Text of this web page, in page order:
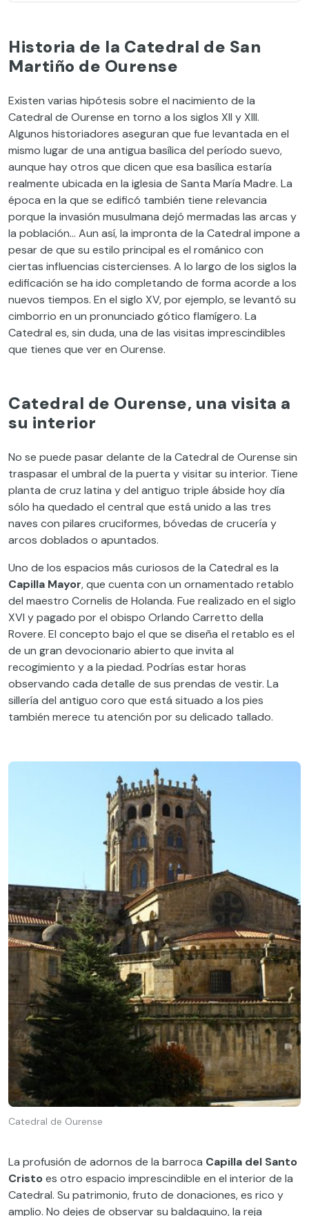
Historia de la Catedral de San
Martiño de Ourense
Existen varias hipótesis sobre el nacimiento de la
Catedral de Ourense en torno a los siglos XII y XIII.
Algunos historiadores aseguran que fue levantada en el
mismo lugar de una antigua basílica del período suevo,
aunque hay otros que dicen que esa basílica estaría
realmente ubicada en la iglesia de Santa María Madre. La
época en la que se edificó también tiene relevancia
porque la invasión musulmana dejó mermadas las arcas y
la población… Aun así, la impronta de la Catedral impone a
pesar de que su estilo principal es el románico con
ciertas influencias cistercienses. A lo largo de los siglos la
edificación se ha ido completando de forma acorde a los
nuevos tiempos. En el siglo XV, por ejemplo, se levantó su
cimborrio en un pronunciado gótico flamígero. La
Catedral es, sin duda, una de las visitas imprescindibles
que tienes que ver en Ourense.
Catedral de Ourense, una visita a
su interior
No se puede pasar delante de la Catedral de Ourense sin
traspasar el umbral de la puerta y visitar su interior. Tiene
planta de cruz latina y del antiguo triple ábside hoy día
sólo ha quedado el central que está unido a las tres
naves con pilares cruciformes, bóvedas de crucería y
arcos doblados o apuntados.
Uno de los espacios más curiosos de la Catedral es la
Capilla Mayor, que cuenta con un ornamentado retablo
del maestro Cornelis de Holanda. Fue realizado en el siglo
XVI y pagado por el obispo Orlando Carretto della
Rovere. El concepto bajo el que se diseña el retablo es el
de un gran devocionario abierto que invita al
recogimiento y a la piedad. Podrías estar horas
observando cada detalle de sus prendas de vestir. La
sillería del antiguo coro que está situado a los pies
también merece tu atención por su delicado tallado.
Catedral de Ourense
La profusión de adornos de la barroca Capilla del Santo
Cristoes otro espacio imprescindible en el interior de la
Catedral. Su patrimonio, fruto de donaciones, es rico y
amplio. No dejes de observar su baldaquino, la reja